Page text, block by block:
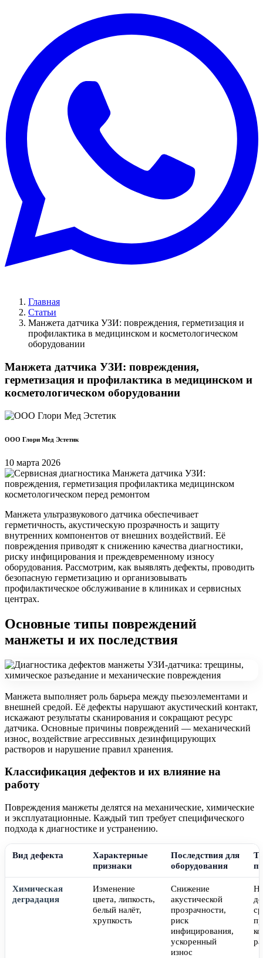
Главная
Статьи
Манжета датчика УЗИ: повреждения, герметизация и
профилактика в медицинском и косметологическом
оборудовании
Манжета датчика УЗИ: повреждения,
герметизация и профилактика в медицинском и
косметологическом оборудовании
ООО Глори Мед Эстетик
10 марта 2026
Манжета ультразвукового датчика обеспечивает
герметичность, акустическую прозрачность и защиту
внутренних компонентов от внешних воздействий. Её
повреждения приводят к снижению качества диагностики,
риску инфицирования и преждевременному износу
оборудования. Рассмотрим, как выявлять дефекты, проводить
безопасную герметизацию и организовывать
профилактическое обслуживание в клиниках и сервисных
центрах.
Основные типы повреждений
манжеты и их последствия
Манжета выполняет роль барьера между пьезоэлементами и
внешней средой. Её дефекты нарушают акустический контакт,
искажают результаты сканирования и сокращают ресурс
датчика. Основные причины повреждений — механический
износ, воздействие агрессивных дезинфицирующих
растворов и нарушение правил хранения.
Классификация дефектов и их влияние на
работу
Повреждения манжеты делятся на механические, химические
и эксплуатационные. Каждый тип требует специфического
подхода к диагностике и устранению.
Вид дефекта
Характерные
признаки
Последствия для
оборудования
Химическая
деградация
Изменение
цвета, липкость,
белый налёт,
хрупкость
Снижение
акустической
прозрачности,
риск
инфицирования,
ускоренный
износ